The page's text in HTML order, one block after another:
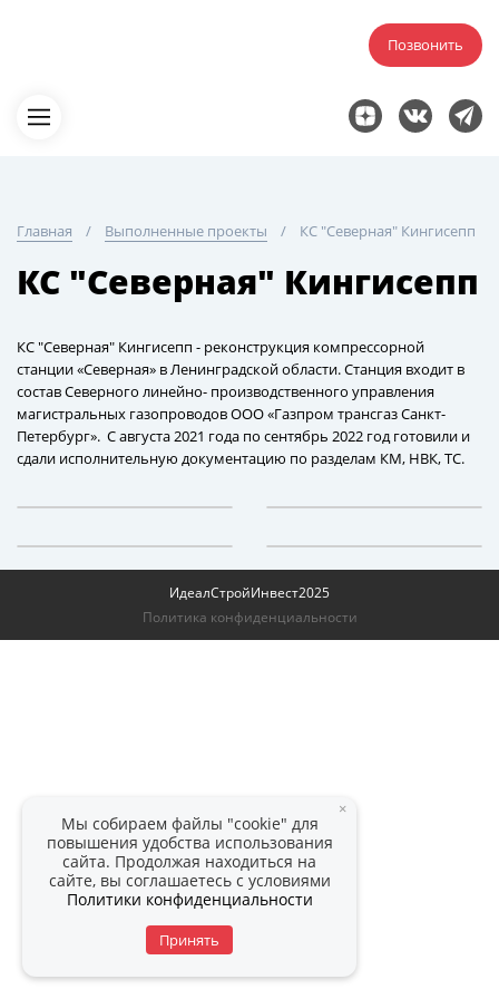
Позвонить
Главная Выполненные проекты КС "Северная" Кингисепп
КС "Северная" Кингисепп
КС "Северная" Кингисепп - реконструкция компрессорной
станции «Северная» в Ленинградской области. Станция входит в
состав Северного линейно- производственного управления
магистральных газопроводов ООО «Газпром трансгаз Санкт-
Петербург». С августа 2021 года по сентябрь 2022 год готовили и
сдали исполнительную документацию по разделам КМ, НВК, ТС.
ИдеалСтройИнвест2025
Политика конфиденциальности
×
Мы собираем файлы "cookie" для
повышения удобства использования
сайта. Продолжая находиться на
сайте, вы соглашаетесь с условиями
Политики конфиденциальности
Принять